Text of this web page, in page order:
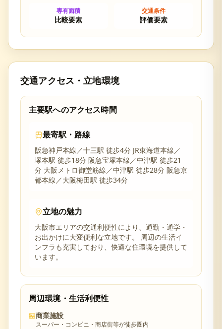
専有面積
比較要素
交通条件
評価要素
交通アクセス・立地環境
主要駅へのアクセス時間
最寄駅・路線
阪急神戸本線／十三駅 徒歩4分 JR東海道本線／
塚本駅 徒歩18分 阪急宝塚本線／中津駅 徒歩21
分 大阪メトロ御堂筋線／中津駅 徒歩28分 阪急京
都本線／大阪梅田駅 徒歩34分
立地の魅力
大阪市エリアの交通利便性により、通勤・通学・
お出かけに大変便利な立地です。 周辺の生活イ
ンフラも充実しており、快適な住環境を提供して
います。
周辺環境・生活利便性
🏪商業施設
スーパー・コンビニ・商店街等が徒歩圏内